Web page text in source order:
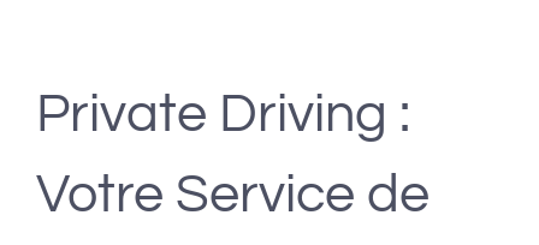
Private Driving :
Votre Service de